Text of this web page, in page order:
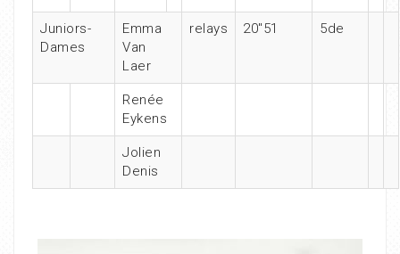
Juniors-
Dames
Emma
Van
Laer
relays 20″51 5de
Renée
Eykens
Jolien
Denis